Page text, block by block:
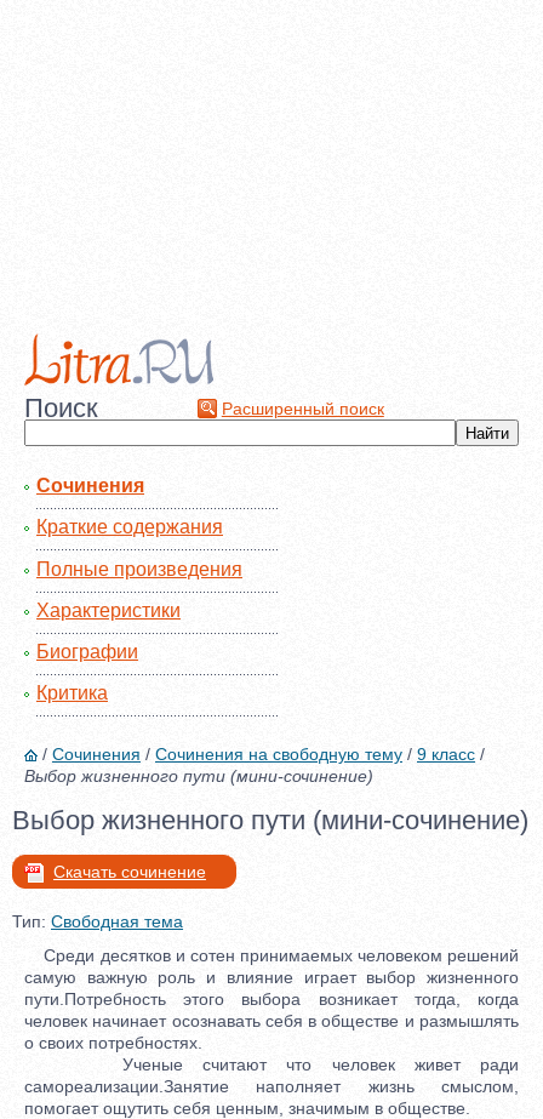
Поиск Расширенный поиск
Сочинения
Краткие содержания
Полные произведения
Характеристики
Биографии
Критика
/ Сочинения / Сочинения на свободную тему / 9 класс /
Выбор жизненного пути (мини-сочинение)
Выбор жизненного пути (мини-сочинение)
Скачать сочинение
Тип: Свободная тема
Среди десятков и сотен принимаемых человеком решений
самую важную роль и влияние играет выбор жизненного
пути.Потребность этого выбора возникает тогда, когда
человек начинает осознавать себя в обществе и размышлять
о своих потребностях.
Ученые считают что человек живет ради
самореализации.Занятие наполняет жизнь смыслом,
помогает ощутить себя ценным, значимым в обществе.